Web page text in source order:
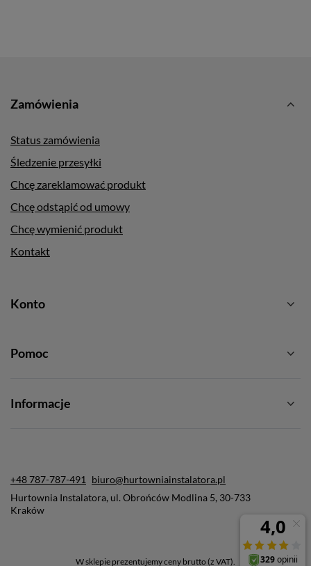
Zamówienia
Status zamówienia
Śledzenie przesyłki
Chcę zareklamować produkt
Chcę odstąpić od umowy
Chcę wymienić produkt
Kontakt
Konto
Pomoc
Informacje
+48 787-787-491
biuro@hurtowniainstalatora.pl
Hurtownia Instalatora, ul. Obrońców Modlina 5, 30-733
Kraków
W sklepie prezentujemy ceny brutto (z VAT).